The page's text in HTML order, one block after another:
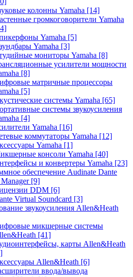
колонны Yamaha [14]
громкоговорители Yamaha
Yamaha [5]
Yamaha [3]
мониторы Yamaha [8]
усилители мощности
[8]
матричные процессоры
[5]
системы Yamaha [65]
системы звукоусиления
[4]
Yamaha [16]
коммутаторы Yamaha [12]
Yamaha [1]
консоли Yamaha [40]
и конвертеры Yamaha [23]
обеспечение Audinate Dante
[9]
DDM [6]
Virtual Soundcard [3]
звукоусиления Allen&Heath
микшерные системы
[41]
карты Allen&Heath
Allen&Heath [6]
ввода/вывода